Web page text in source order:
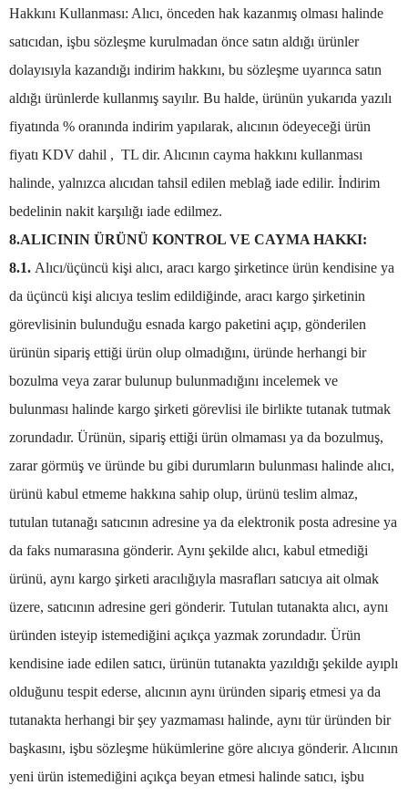
Hakkını Kullanması: Alıcı, önceden hak kazanmış olması halinde
satıcıdan, işbu sözleşme kurulmadan önce satın aldığı ürünler
dolayısıyla kazandığı indirim hakkını, bu sözleşme uyarınca satın
aldığı ürünlerde kullanmış sayılır. Bu halde, ürünün yukarıda yazılı
fiyatında % oranında indirim yapılarak, alıcının ödeyeceği ürün
fiyatı KDV dahil , TL dir. Alıcının cayma hakkını kullanması
halinde, yalnızca alıcıdan tahsil edilen meblağ iade edilir. İndirim
bedelinin nakit karşılığı iade edilmez.
8.ALICININ ÜRÜNÜ KONTROL VE CAYMA HAKKI:
8.1. Alıcı/üçüncü kişi alıcı, aracı kargo şirketince ürün kendisine ya
da üçüncü kişi alıcıya teslim edildiğinde, aracı kargo şirketinin
görevlisinin bulunduğu esnada kargo paketini açıp, gönderilen
ürünün sipariş ettiği ürün olup olmadığını, üründe herhangi bir
bozulma veya zarar bulunup bulunmadığını incelemek ve
bulunması halinde kargo şirketi görevlisi ile birlikte tutanak tutmak
zorundadır. Ürünün, sipariş ettiği ürün olmaması ya da bozulmuş,
zarar görmüş ve üründe bu gibi durumların bulunması halinde alıcı,
ürünü kabul etmeme hakkına sahip olup, ürünü teslim almaz,
tutulan tutanağı satıcının adresine ya da elektronik posta adresine ya
da faks numarasına gönderir. Aynı şekilde alıcı, kabul etmediği
ürünü, aynı kargo şirketi aracılığıyla masrafları satıcıya ait olmak
üzere, satıcının adresine geri gönderir. Tutulan tutanakta alıcı, aynı
üründen isteyip istemediğini açıkça yazmak zorundadır. Ürün
kendisine iade edilen satıcı, ürünün tutanakta yazıldığı şekilde ayıplı
olduğunu tespit ederse, alıcının aynı üründen sipariş etmesi ya da
tutanakta herhangi bir şey yazmaması halinde, aynı tür üründen bir
başkasını, işbu sözleşme hükümlerine göre alıcıya gönderir. Alıcının
yeni ürün istemediğini açıkça beyan etmesi halinde satıcı, işbu